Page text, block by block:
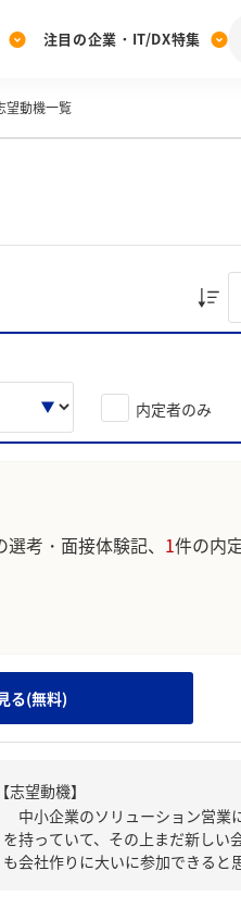
[27卒] 本選考体験記投稿キャ
注目の企業・IT/DX特集
望動機一覧
内定者のみ
選考・面接体験記、 1件の内
る(無料)
【志望動機】
中小企業のソリューション営業
を持っていて、その上まだ新しい
も会社作りに大いに参加できると